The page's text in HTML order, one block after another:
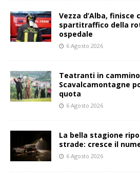
Vezza d’Alba, finisce
spartitraffico della
ospedale
6 Agosto 2026
Teatranti in
Scavalcamontagne
quota
6 Agosto 2026
La bella stagione
strade: cresce il
6 Agosto 2026